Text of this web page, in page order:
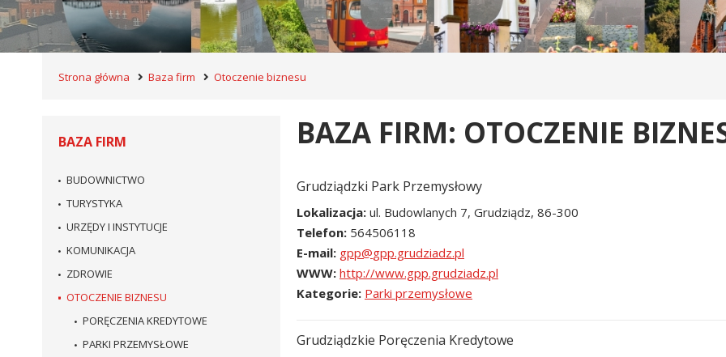
Strona główna Baza firm Otoczenie biznesu
BAZA FIRM
BUDOWNICTWO
TURYSTYKA
URZĘDY I INSTYTUCJE
KOMUNIKACJA
ZDROWIE
OTOCZENIE BIZNESU
PORĘCZENIA KREDYTOWE
PARKI PRZEMYSŁOWE
BAZA FIRM: OTOCZENIE
Grudziądzki Park Przemysłowy
Lokalizacja ul. Budowlanych 7, Grudziądz, 86-300
Telefon 564506118
E-mail
WWW http://www.gpp.grudziadz.pl
Kategorie Parki przemysłowe
Grudziądzkie Poręczenia Kredytowe